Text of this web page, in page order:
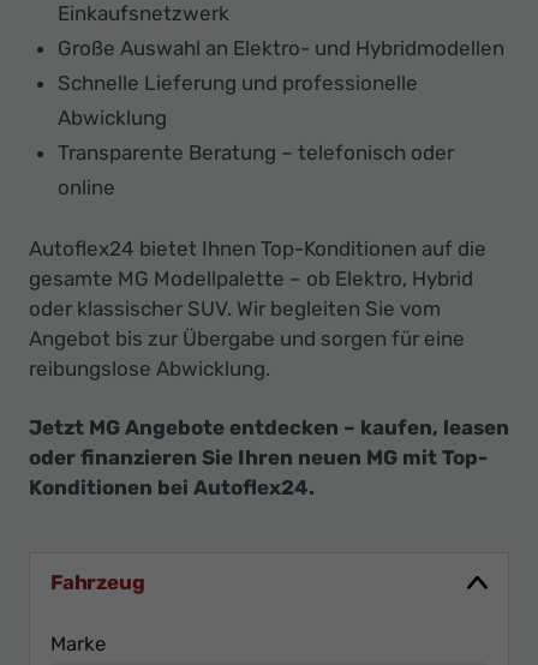
Einkaufsnetzwerk
Große Auswahl an Elektro- und Hybridmodellen
Schnelle Lieferung und professionelle
Abwicklung
Transparente Beratung – telefonisch oder
online
Autoflex24 bietet Ihnen Top-Konditionen auf die
gesamte MG Modellpalette – ob Elektro, Hybrid
oder klassischer SUV. Wir begleiten Sie vom
Angebot bis zur Übergabe und sorgen für eine
reibungslose Abwicklung.
Jetzt MG Angebote entdecken – kaufen, leasen
oder finanzieren Sie Ihren neuen MG mit Top-
Konditionen bei Autoflex24.
Fahrzeug
Marke